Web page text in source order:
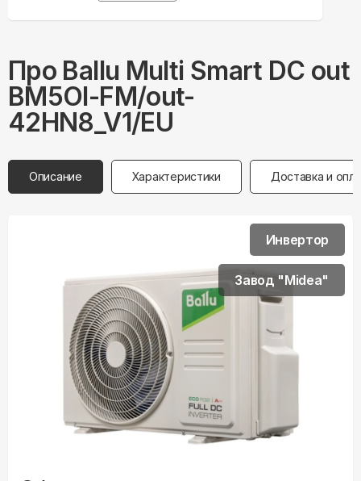
Про Ballu Multi Smart DC out
BM5OI-FM/out-
42HN8_V1/EU
Описание Характеристики Доставка и
Инвертор
Завод "Midea"